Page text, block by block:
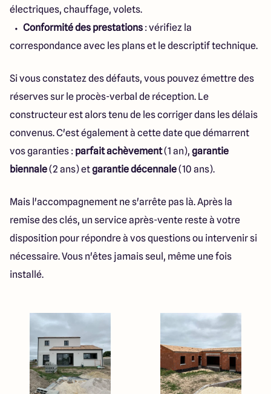
électriques, chauffage, volets.
Conformité des prestations : vérifiez la
correspondance avec les plans et le descriptif technique.
Si vous constatez des défauts, vous pouvez émettre des
réserves sur le procès-verbal de réception. Le
constructeur est alors tenu de les corriger dans les délais
convenus. C'est également à cette date que démarrent
vos garanties : parfait achèvement(1 an), garantie
biennale(2 ans) etgarantie décennale(10 ans).
Mais l'accompagnement ne s'arrête pas là. Après la
remise des clés, un service après-vente reste à votre
disposition pour répondre à vos questions ou intervenir si
nécessaire. Vous n'êtes jamais seul, même une fois
installé.